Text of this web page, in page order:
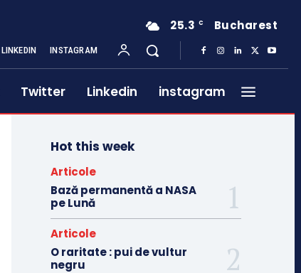
25.3 C Bucharest
LINKEDIN INSTAGRAM
Twitter Linkedin instagram
Hot this week
Articole
Bază permanentă a NASA
pe Lună
Articole
O raritate : pui de vultur
negru